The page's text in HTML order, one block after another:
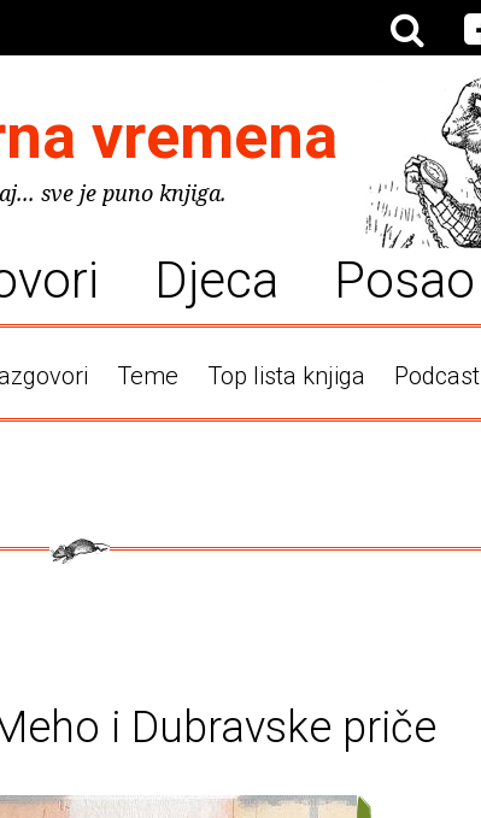
vremena
sve je puno knjiga.
Djeca Posao
Teme Top lista knjiga Podcast
i Dubravske priče